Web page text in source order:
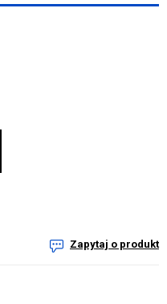
Zapytaj o produkt